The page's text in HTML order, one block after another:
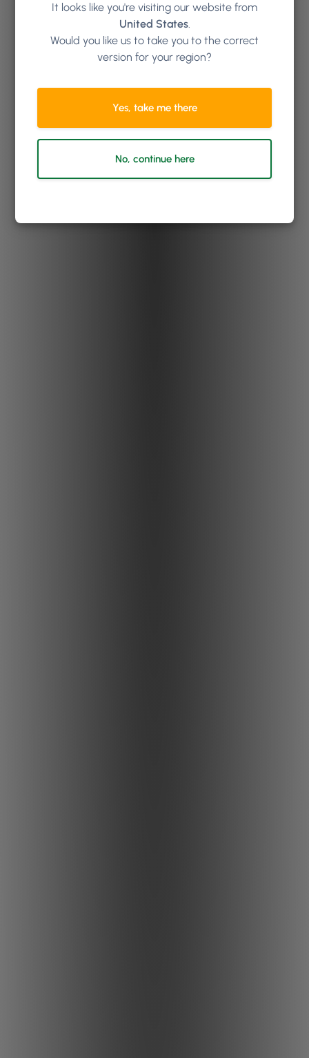
It looks like you're visiting our website from
United States.
Would you like us to take you to the correct
version for your region?
Yes, take me there
No, continue here